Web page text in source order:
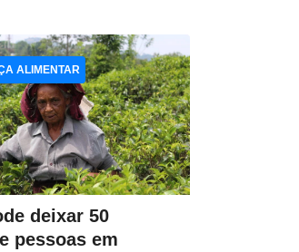
deixar 50
pessoas em
ALIMENTAR